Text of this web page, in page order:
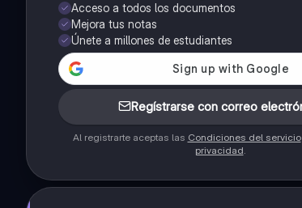
Acceso a todos los documentos
Mejora tus notas
Únete a millones de estudiantes
Regístrarse con correo
Al registrarte aceptas las Condiciones del servicio
privacidad.